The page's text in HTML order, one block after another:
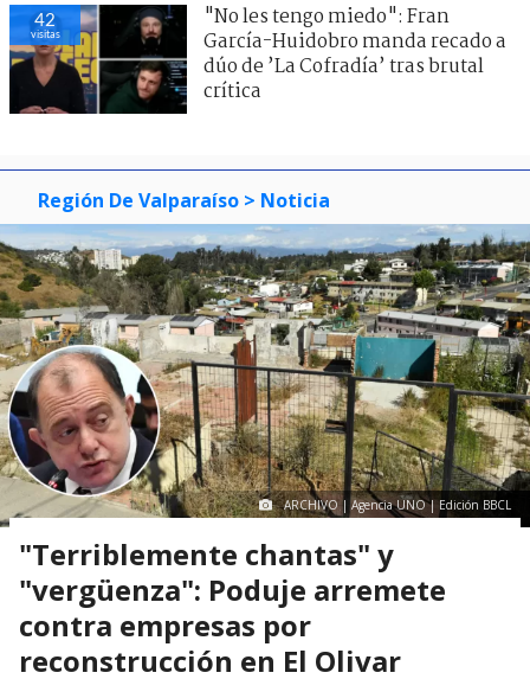
42
visitas
"No les tengo miedo": Fran
García-Huidobro manda recado a
dúo de ’La Cofradía’ tras brutal
crítica
Región De Valparaíso > Noticia
ARCHIVO | Agencia UNO | Edición BBCL
"Terriblemente chantas" y
"vergüenza": Poduje arremete
contra empresas por
reconstrucción en El Olivar